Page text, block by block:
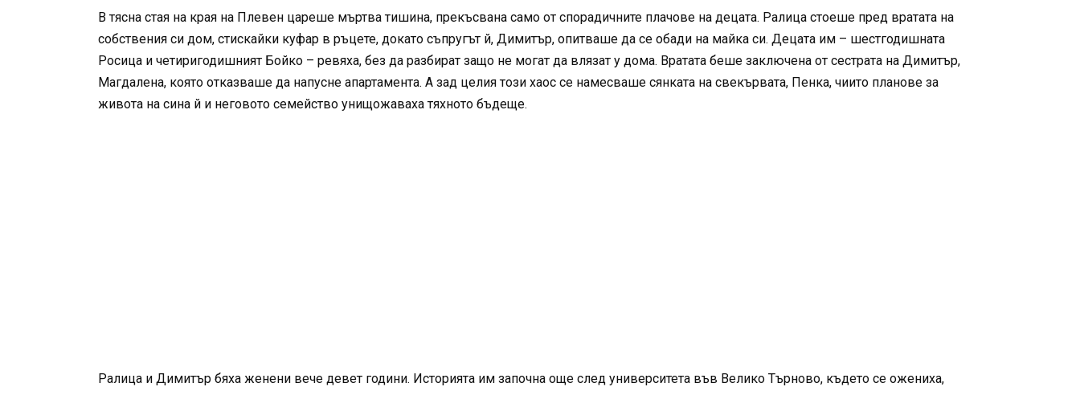
В тясна стая на края на Плевен цареше мъртва тишина, прекъсвана само от спорадичните плачове на децата. Ралица стоеше пред вратата на
собствения си дом, стискайки куфар в ръцете, докато съпругът й, Димитър, опитваше да се обади на майка си. Децата им – шестгодишната
Росица и четиригодишният Бойко – ревяха, без да разбират защо не могат да влязат у дома. Вратата беше заключена от сестрата на Димитър,
Магдалена, която отказваше да напусне апартамента. А зад целия този хаос се намесваше сянката на свекървата, Пенка, чиито планове за
живота на сина й и неговото семейство унищожаваха тяхното бъдеще.
Ралица и Димитър бяха женени вече девет години. Историята им започна още след университета във Велико Търново, където се ожениха,